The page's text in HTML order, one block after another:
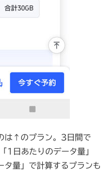
は↑のプラン。3日間で
日あたりのデータ量」
タ量」で計算するプランも